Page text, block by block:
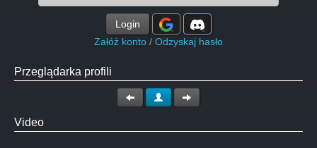
Login
Załóż konto / Odzyskaj hasło
Przeglądarka profili
Video